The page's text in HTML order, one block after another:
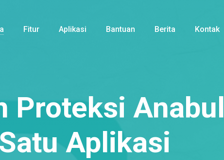
Fitur Aplikasi Bantuan Berita Kontak
Proteksi Anabul
Aplikasi